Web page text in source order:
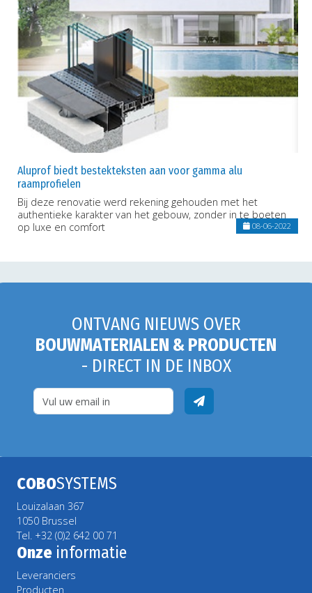
Aluprof biedt bestekteksten aan voor gamma alu
raamprofielen
Bij deze renovatie werd rekening gehouden met het
authentieke karakter van het gebouw, zonder in te boeten
op luxe en comfort
08-06-2022
ONTVANG NIEUWS OVER
BOUWMATERIALEN & PRODUCTEN
- DIRECT IN DE INBOX
COBOSYSTEMS
Louizalaan 367
1050 Brussel
Tel. +32 (0)2 642 00 71
Onze informatie
Leveranciers
Producten